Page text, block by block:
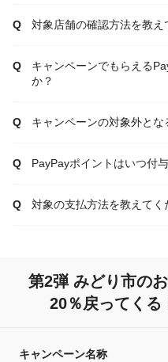
対象店舗の確認方法を教え
キャンペーンでもらえる
か？
キャンペーンの対象外とな
PayPayポイントはいつ付
対象の支払方法を教えてく
第2弾 みどり市の
20％戻ってくる
キャンペーン名称